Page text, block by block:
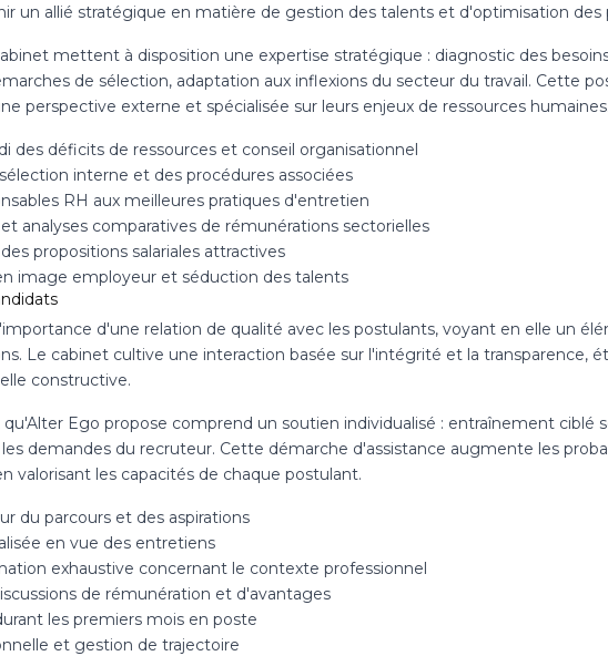
un allié stratégique en matière de gestion des talents et d'optimisation des
mettent à disposition une expertise stratégique : diagnostic des
de sélection, adaptation aux inflexions du secteur du travail. Cette
perspective externe et spécialisée sur leurs enjeux de ressources humaines.
des déficits de ressources et conseil organisationnel
interne et des procédures associées
RH aux meilleures pratiques d'entretien
analyses comparatives de rémunérations sectorielles
propositions salariales attractives
image employeur et séduction des talents
d'une relation de qualité avec les postulants, voyant en elle un
Le cabinet cultive une interaction basée sur l'intégrité et la transparence,
constructive.
Ego propose comprend un soutien individualisé : entraînement ciblé
demandes du recruteur. Cette démarche d'assistance augmente les
valorisant les capacités de chaque postulant.
du parcours et des aspirations
en vue des entretiens
exhaustive concernant le contexte professionnel
de rémunération et d'avantages
les premiers mois en poste
et gestion de trajectoire